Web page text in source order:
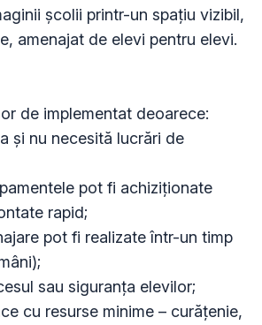
școlii printr-un spațiu vizibil,
amenajat de elevi pentru elevi.
de implementat deoarece:
și nu necesită lucrări de
pot fi achiziționate
rapid;
pot fi realizate într-un timp
sau siguranța elevilor;
cu resurse minime – curățenie,